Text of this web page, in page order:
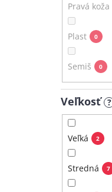
Pravá koža
Plast 0
Semiš 0
Veľkosť ?
Veľká 2
Stredná 7